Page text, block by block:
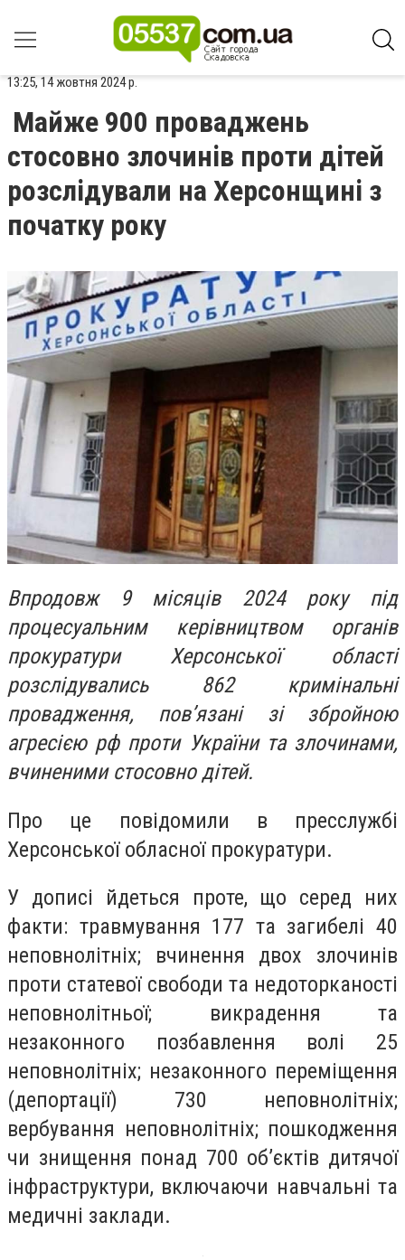
13:25, 14 жовтня 2024 р.
Майже 900 проваджень
стосовно злочинів проти дітей
розслідували на Херсонщині з
початку року
Впродовж 9 місяців 2024 року під
процесуальним керівництвом органів
прокуратури Херсонської області
розслідувались 862 кримінальні
провадження, пов’язані зі збройною
агресією рф проти України та злочинами,
вчиненими стосовно дітей.
Про це повідомили в пресслужбі
Херсонської обласної прокуратури.
У дописі йдеться проте, що серед них
факти: травмування 177 та загибелі 40
неповнолітніх; вчинення двох злочинів
проти статевої свободи та недоторканості
неповнолітньої; викрадення та
незаконного позбавлення волі 25
неповнолітніх; незаконного переміщення
(депортації) 730 неповнолітніх;
вербування неповнолітніх; пошкодження
чи знищення понад 700 об’єктів дитячої
інфраструктури, включаючи навчальні та
медичні заклади.